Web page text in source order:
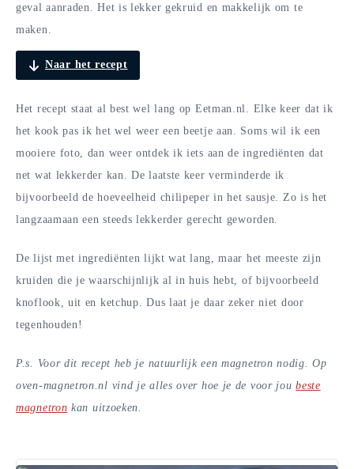
geval aanraden. Het is lekker gekruid en makkelijk om te
maken.
Naar het recept
Het recept staat al best wel lang op Eetman.nl. Elke keer dat ik
het kook pas ik het wel weer een beetje aan. Soms wil ik een
mooiere foto, dan weer ontdek ik iets aan de ingrediënten dat
net wat lekkerder kan. De laatste keer verminderde ik
bijvoorbeeld de hoeveelheid chilipeper in het sausje. Zo is het
langzaamaan een steeds lekkerder gerecht geworden.
De lijst met ingrediënten lijkt wat lang, maar het meeste zijn
kruiden die je waarschijnlijk al in huis hebt, of bijvoorbeeld
knoflook, uit en ketchup. Dus laat je daar zeker niet door
tegenhouden!
P.s. Voor dit recept heb je natuurlijk een magnetron nodig. Op
oven-magnetron.nl vind je alles over hoe je de voor joubeste
magnetron kan uitzoeken.